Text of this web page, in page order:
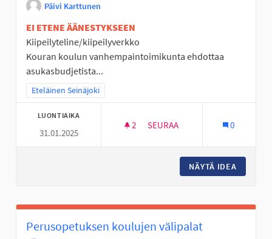
Päivi Karttunen
EI ETENE ÄÄNESTYKSEEN
Kiipeilyteline/kiipeilyverkko
Kouran koulun vanhempaintoimikunta ehdottaa
asukasbudjetista...
Rajaa tulokset teeman mukaan: Eteläinen Seinäjoki
Eteläinen Seinäjoki
LUONTIAIKA
31.01.2025
2 2 SEURAAJAA
SEURAA 0
NÄYTÄ IDEA
Perusopetuksen koulujen välipalat